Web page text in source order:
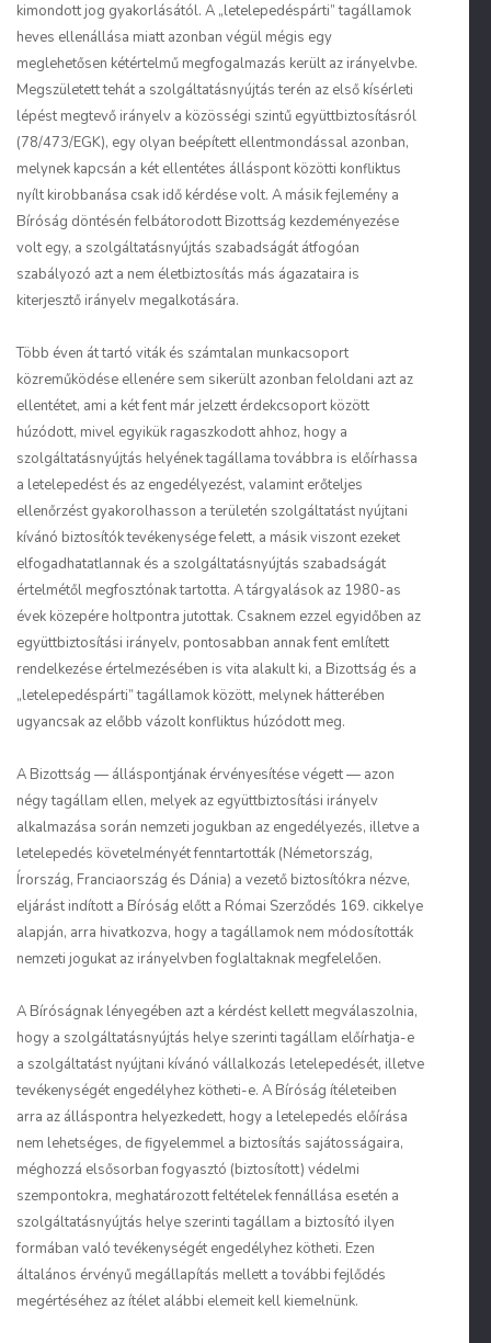
kimondott jog gyakorlásától. A „letelepedéspárti” tagállamok
heves ellenállása miatt azonban végül mégis egy
meglehetősen kétértelmű megfogalmazás került az irányelvbe.
Megszületett tehát a szolgáltatásnyújtás terén az első kísérleti
lépést megtevő irányelv a közösségi szintű együttbiztosításról
(78/473/EGK), egy olyan beépített ellentmondással azonban,
melynek kapcsán a két ellentétes álláspont közötti konfliktus
nyílt kirobbanása csak idő kérdése volt. A másik fejlemény a
Bíróság döntésén felbátorodott Bizottság kezdeményezése
volt egy, a szolgáltatásnyújtás szabadságát átfogóan
szabályozó azt a nem életbiztosítás más ágazataira is
kiterjesztő irányelv megalkotására.
Több éven át tartó viták és számtalan munkacsoport
közreműködése ellenére sem sikerült azonban feloldani azt az
ellentétet, ami a két fent már jelzett érdekcsoport között
húzódott, mivel egyikük ragaszkodott ahhoz, hogy a
szolgáltatásnyújtás helyének tagállama továbbra is előírhassa
a letelepedést és az engedélyezést, valamint erőteljes
ellenőrzést gyakorolhasson a területén szolgáltatást nyújtani
kívánó biztosítók tevékenysége felett, a másik viszont ezeket
elfogadhatatlannak és a szolgáltatásnyújtás szabadságát
értelmétől megfosztónak tartotta. A tárgyalások az 1980-as
évek közepére holtpontra jutottak. Csaknem ezzel egyidőben az
együttbiztosítási irányelv, pontosabban annak fent említett
rendelkezése értelmezésében is vita alakult ki, a Bizottság és a
„letelepedéspárti” tagállamok között, melynek hátterében
ugyancsak az előbb vázolt konfliktus húzódott meg.
A Bizottság — álláspontjának érvényesítése végett — azon
négy tagállam ellen, melyek az együttbiztosítási irányelv
alkalmazása során nemzeti jogukban az engedélyezés, illetve a
letelepedés követelményét fenntartották (Németország,
Írország, Franciaország és Dánia) a vezető biztosítókra nézve,
eljárást indított a Bíróság előtt a Római Szerződés 169. cikkelye
alapján, arra hivatkozva, hogy a tagállamok nem módosították
nemzeti jogukat az irányelvben foglaltaknak megfelelően.
A Bíróságnak lényegében azt a kérdést kellett megválaszolnia,
hogy a szolgáltatásnyújtás helye szerinti tagállam előírhatja-e
a szolgáltatást nyújtani kívánó vállalkozás letelepedését, illetve
tevékenységét engedélyhez kötheti-e. A Bíróság ítéleteiben
arra az álláspontra helyezkedett, hogy a letelepedés előírása
nem lehetséges, de figyelemmel a biztosítás sajátosságaira,
méghozzá elsősorban fogyasztó (biztosított) védelmi
szempontokra, meghatározott feltételek fennállása esetén a
szolgáltatásnyújtás helye szerinti tagállam a biztosító ilyen
formában való tevékenységét engedélyhez kötheti. Ezen
általános érvényű megállapítás mellett a további fejlődés
megértéséhez az ítélet alábbi elemeit kell kiemelnünk.